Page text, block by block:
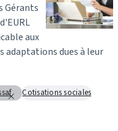
Gérants
aux
adaptations dues à leur
Cotisations sociales